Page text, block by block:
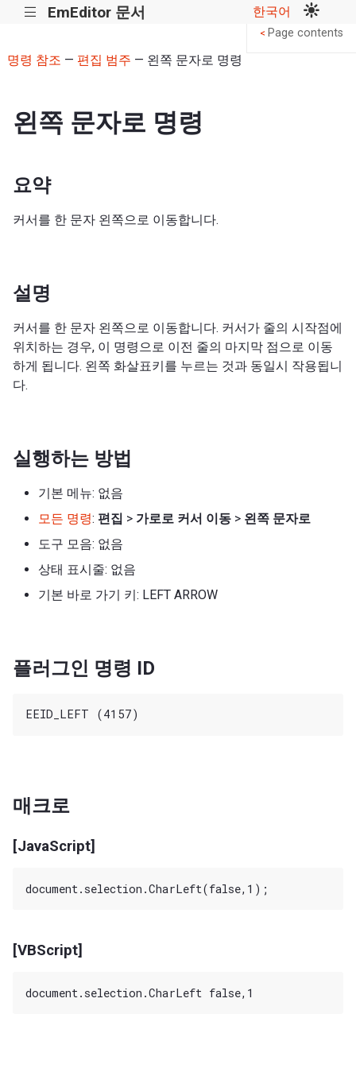
||| EmEditor 문서 한국어
명령 참조 — 편집 범주 — 왼쪽 문자로 명령
왼쪽 문자로 명령
요약
커서를 한 문자 왼쪽으로 이동합니다.
설명
커서를 한 문자 왼쪽으로 이동합니다. 커서가 줄의 시작점에
위치하는 경우, 이 명령으로 이전 줄의 마지막 점으로 이동
하게 됩니다. 왼쪽 화살표키를 누르는 것과 동일시 작용됩니
다.
실행하는 방법
기본 메뉴: 없음
모든 명령: 편집 > 가로로 커서 이동 > 왼쪽 문자로
도구 모음: 없음
상태 표시줄: 없음
기본 바로 가기 키: LEFT ARROW
플러그인 명령 ID
매크로
[JavaScript]
[VBScript]
< Page contents